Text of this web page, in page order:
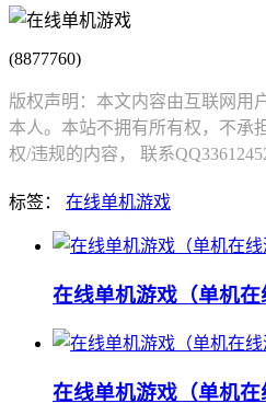
(8877760)
版权声明：本文内容由互联网用
本人。本站不拥有所有权，不承
权/违规的内容， 联系
标签： 在线单机游戏
在线单机游戏（单机在
在线单机游戏（单机在